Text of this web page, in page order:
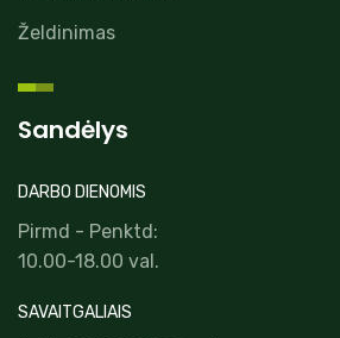
Želdinimas
Sandėlys
DARBO DIENOMIS
Pirmd - Penktd:
10.00-18.00 val.
SAVAITGALIAIS